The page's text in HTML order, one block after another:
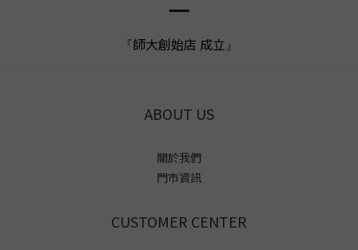
『師大創始店 成立 』
ABOUT US
關於我們
門市資訊
CUSTOMER CENTER